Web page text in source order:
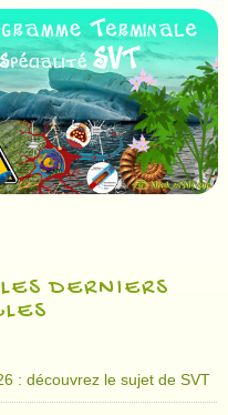
DERNIERS
: découvrez le sujet de SVT